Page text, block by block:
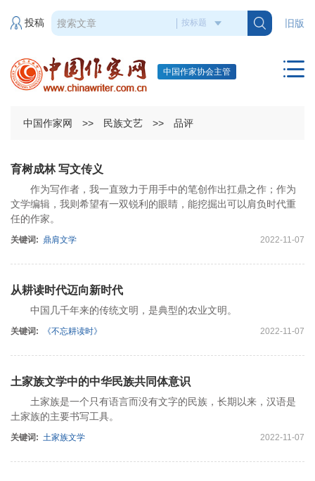
旧版
投稿
中国作家协会主管
中国作家网 >> 民族文艺 >> 品评
育树成林 写文传义
作为写作者，我一直致力于用手中的笔创作出扛鼎之作；作为
文学编辑，我则希望有一双锐利的眼睛，能挖掘出可以肩负时代重
任的作家。
关键词: 鼎肩文学 2022-11-07
从耕读时代迈向新时代
中国几千年来的传统文明，是典型的农业文明。
关键词: 《不忘耕读时》 2022-11-07
土家族文学中的中华民族共同体意识
土家族是一个只有语言而没有文字的民族，长期以来，汉语是
土家族的主要书写工具。
关键词: 土家族文学 2022-11-07